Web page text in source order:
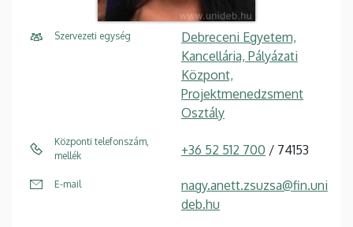
Szervezeti egység
Debreceni Egyetem,
Kancellária, Pályázati
Központ,
Projektmenedzsment
Osztály
Központi telefonszám,
mellék
+36 52 512 700 / 74153
E-mail
nagy.anett.zsuzsa@fin.uni
deb.hu